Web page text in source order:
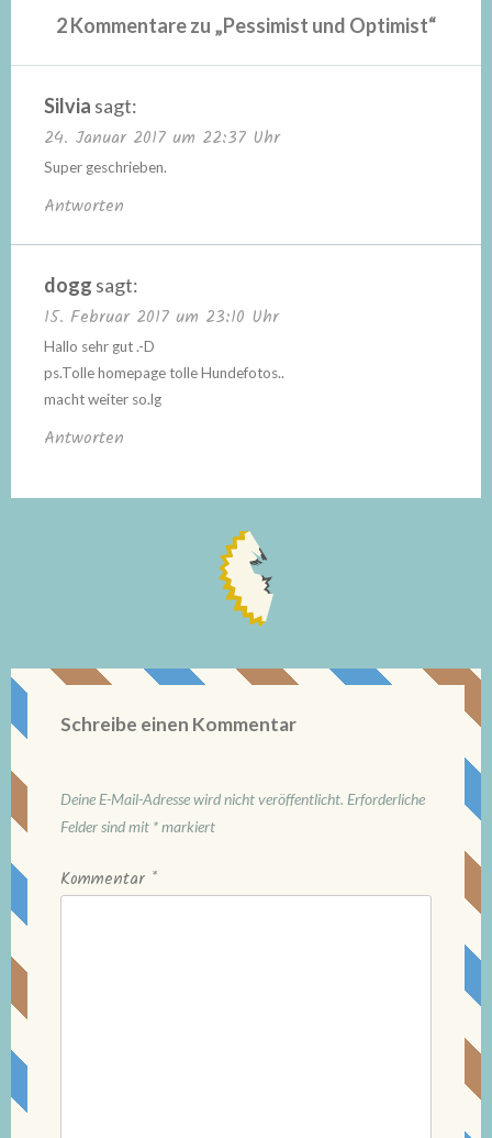
2 Kommentare zu „Pessimist und Optimist“
Silvia sagt:
24. Januar 2017 um 22:37 Uhr
Super geschrieben.
Antworten
dogg sagt:
15. Februar 2017 um 23:10 Uhr
Hallo sehr gut .-D
ps.Tolle homepage tolle Hundefotos..
macht weiter so.lg
Antworten
Schreibe einen Kommentar
Deine E-Mail-Adresse wird nicht veröffentlicht. Erforderliche
Felder sind mit *markiert
Kommentar *